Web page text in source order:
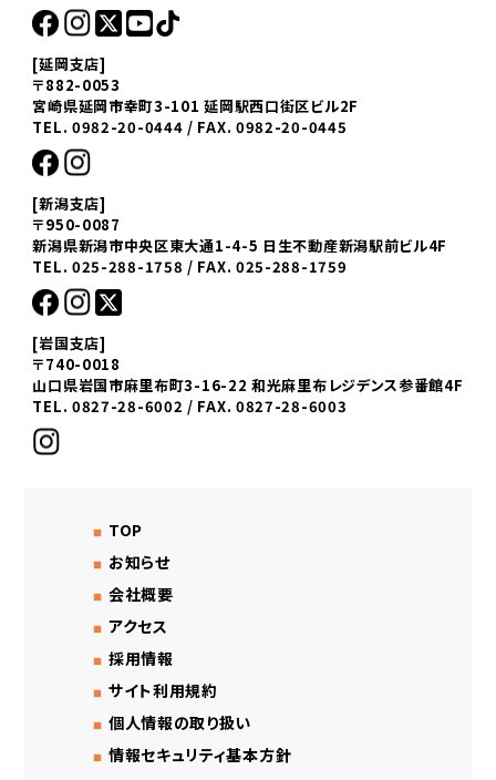
[延岡支店]
〒882-0053
宮崎県延岡市幸町3-101 延岡駅西口街区ビル2F
TEL. 0982-20-0444 / FAX. 0982-20-0445
[新潟支店]
〒950-0087
新潟県新潟市中央区東大通1-4-5 日生不動産新潟駅前ビル4F
TEL. 025-288-1758 / FAX. 025-288-1759
[岩国支店]
〒740-0018
山口県岩国市麻里布町3-16-22 和光麻里布レジデンス参番館4F
TEL. 0827-28-6002 / FAX. 0827-28-6003
TOP
お知らせ
会社概要
アクセス
採用情報
サイト利用規約
個人情報の取り扱い
情報セキュリティ基本方針